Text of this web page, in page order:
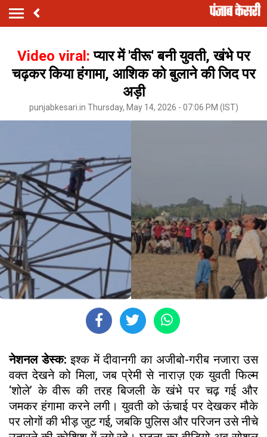
Video viral:प्यार में 'वीरू' बनी युवती, खंभे पर
चढ़कर किया हंगामा, आशिक को बुलाने की जिद पर
अड़ी
punjabkesari.in Thursday, May 14, 2026 - 07:06 PM (IST)
नेशनल डेस्क:इश्क में दीवानगी का अजीबो-गरीब नजारा उस
वक्त देखने को मिला, जब प्रेमी से नाराज़ एक युवती फिल्म
‘शोले’ के वीरू की तरह बिजली के खंभे पर चढ़ गई और
जमकर हंगामा करने लगी। युवती को ऊंचाई पर देखकर मौके
पर लोगों की भीड़ जुट गई, जबकि पुलिस और परिजन उसे नीचे